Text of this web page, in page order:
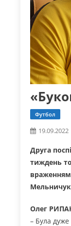
Футбол
19.09.2022
Друга
тиждень
Мельничук
Олег
– Була